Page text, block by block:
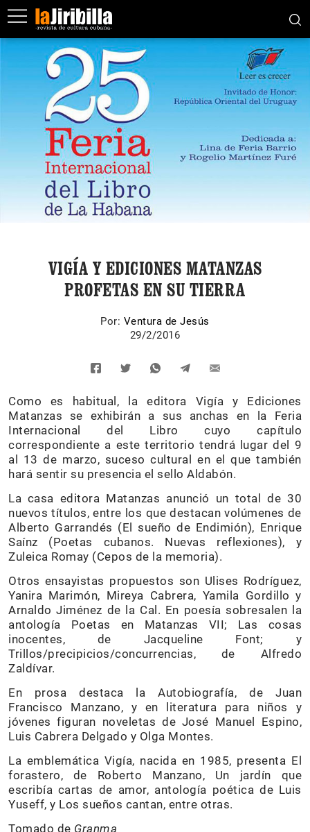
VIGÍA Y EDICIONES MATANZAS
PROFETAS EN SU TIERRA
Por: Ventura de Jesús
29/2/2016
Como es habitual, la editora Vigía y Ediciones
Matanzas se exhibirán a sus anchas en la Feria
Internacional del Libro cuyo capítulo
correspondiente a este territorio tendrá lugar del 9
al 13 de marzo, suceso cultural en el que también
hará sentir su presencia el sello Aldabón.
La casa editora Matanzas anunció un total de 30
nuevos títulos, entre los que destacan volúmenes de
Alberto Garrandés (El sueño de Endimión), Enrique
Saínz (Poetas cubanos. Nuevas reflexiones), y
Zuleica Romay (Cepos de la memoria).
Otros ensayistas propuestos son Ulises Rodríguez,
Yanira Marimón, Mireya Cabrera, Yamila Gordillo y
Arnaldo Jiménez de la Cal. En poesía sobresalen la
antología Poetas en Matanzas VII; Las cosas
inocentes, de Jacqueline Font; y
Trillos/precipicios/concurrencias, de Alfredo
Zaldívar.
En prosa destaca la Autobiografía, de Juan
Francisco Manzano, y en literatura para niños y
jóvenes figuran noveletas de José Manuel Espino,
Luis Cabrera Delgado y Olga Montes.
La emblemática Vigía, nacida en 1985, presenta El
forastero, de Roberto Manzano, Un jardín que
escribía cartas de amor, antología poética de Luis
Yuseff, y Los sueños cantan, entre otras.
Tomado de Granma